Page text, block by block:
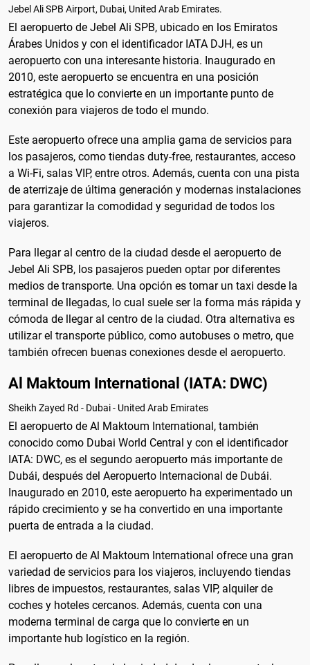
Jebel Ali SPB Airport, Dubai, United Arab Emirates.
El aeropuerto de Jebel Ali SPB, ubicado en los Emiratos
Árabes Unidos y con el identificador IATA DJH, es un
aeropuerto con una interesante historia. Inaugurado en
2010, este aeropuerto se encuentra en una posición
estratégica que lo convierte en un importante punto de
conexión para viajeros de todo el mundo.
Este aeropuerto ofrece una amplia gama de servicios para
los pasajeros, como tiendas duty-free, restaurantes, acceso
a Wi-Fi, salas VIP, entre otros. Además, cuenta con una pista
de aterrizaje de última generación y modernas instalaciones
para garantizar la comodidad y seguridad de todos los
viajeros.
Para llegar al centro de la ciudad desde el aeropuerto de
Jebel Ali SPB, los pasajeros pueden optar por diferentes
medios de transporte. Una opción es tomar un taxi desde la
terminal de llegadas, lo cual suele ser la forma más rápida y
cómoda de llegar al centro de la ciudad. Otra alternativa es
utilizar el transporte público, como autobuses o metro, que
también ofrecen buenas conexiones desde el aeropuerto.
Al Maktoum International (IATA: DWC)
Sheikh Zayed Rd - Dubai - United Arab Emirates
El aeropuerto de Al Maktoum International, también
conocido como Dubai World Central y con el identificador
IATA: DWC, es el segundo aeropuerto más importante de
Dubái, después del Aeropuerto Internacional de Dubái.
Inaugurado en 2010, este aeropuerto ha experimentado un
rápido crecimiento y se ha convertido en una importante
puerta de entrada a la ciudad.
El aeropuerto de Al Maktoum International ofrece una gran
variedad de servicios para los viajeros, incluyendo tiendas
libres de impuestos, restaurantes, salas VIP, alquiler de
coches y hoteles cercanos. Además, cuenta con una
moderna terminal de carga que lo convierte en un
importante hub logístico en la región.